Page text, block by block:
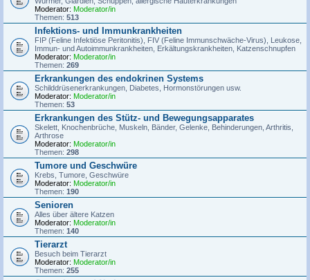
Moderator: Moderator/in
Themen: 513
Infektions- und Immunkrankheiten
FIP (Feline Infektiöse Peritonitis), FIV (Feline Immunschwäche-Virus), Leukose,
Immun- und Autoimmunkrankheiten, Erkältungskrankheiten, Katzenschnupfen
Moderator: Moderator/in
Themen: 269
Erkrankungen des endokrinen Systems
Schilddrüsenerkrankungen, Diabetes, Hormonstörungen usw.
Moderator: Moderator/in
Themen: 53
Erkrankungen des Stütz- und Bewegungsapparates
Skelett, Knochenbrüche, Muskeln, Bänder, Gelenke, Behinderungen, Arthritis,
Arthrose
Moderator: Moderator/in
Themen: 298
Tumore und Geschwüre
Krebs, Tumore, Geschwüre
Moderator: Moderator/in
Themen: 190
Senioren
Alles über ältere Katzen
Moderator: Moderator/in
Themen: 140
Tierarzt
Besuch beim Tierarzt
Moderator: Moderator/in
Themen: 255